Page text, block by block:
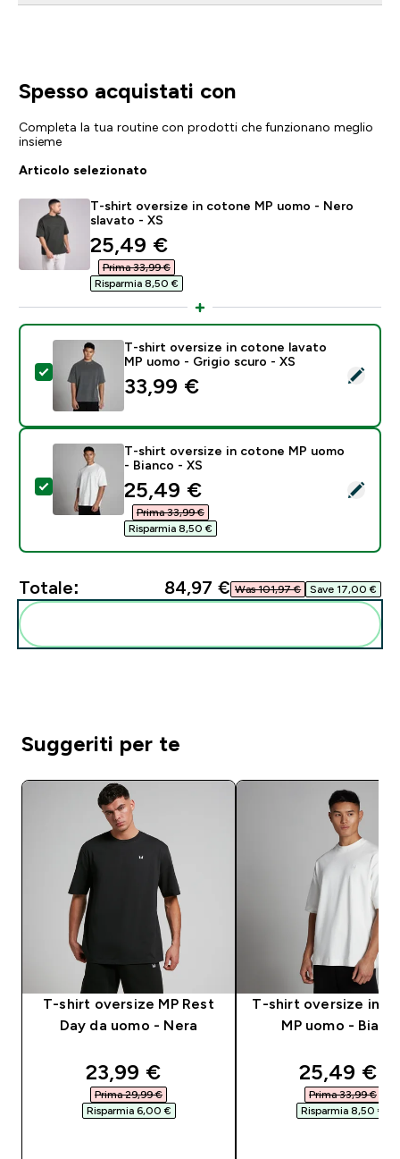
Spesso acquistati con
Completa la tua routine con prodotti che funzionano meglio
insieme
Articolo selezionato
T-shirt oversize in cotone MP uomo - Nero
slavato - XS
discounted price
25,49 €‎
Prima 33,99 €‎
Risparmia 8,50 €‎
Seleziona questo prodotto - T-shirt oversize in
T-shirt oversize in cotone lavato
MP uomo - Grigio scuro - XS
33,99 €‎
Seleziona questo prodotto - T-shirt oversize in
T-shirt oversize in cotone MP uomo
- Bianco - XS
discounted price
25,49 €‎
Prima 33,99 €‎
Risparmia 8,50 €‎
Totale: 84,97 €‎ Was 101,97 €‎ Save 17,00 €‎
Suggeriti per te
T-shirt oversize MP Rest
Day da uomo - Nera
discounted price
23,99 €‎
Prima 29,99 €‎
Risparmia 6,00 €‎
T-shirt oversize in
MP uomo -
25,49 €‎
Prima 33,99 €‎
Risparmia 8,50 €‎